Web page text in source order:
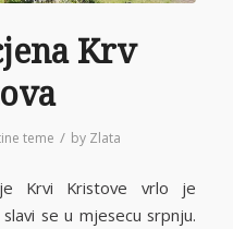
Krv
teme / by Zlata
Krvi Kristove vrlo je
se u mjesecu srpnju.